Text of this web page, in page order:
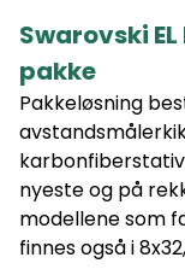
Swarovski
pakke
Pakkeløsning
nyeste og på
modellene som
finnes også i